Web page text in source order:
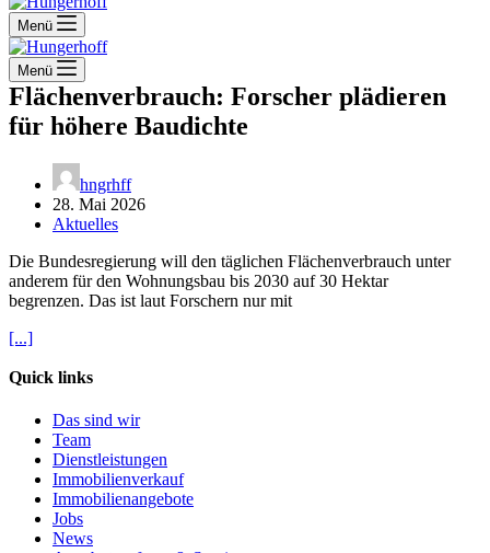
Menü
Menü
Flächenverbrauch: Forscher plädieren
für höhere Baudichte
hngrhff
28. Mai 2026
Aktuelles
Die Bundesregierung will den täglichen Flächenverbrauch unter
anderem für den Wohnungsbau bis 2030 auf 30 Hektar
begrenzen. Das ist laut Forschern nur mit
[...]
Quick links
Das sind wir
Team
Dienstleistungen
Immobilienverkauf
Immobilienangebote
Jobs
News